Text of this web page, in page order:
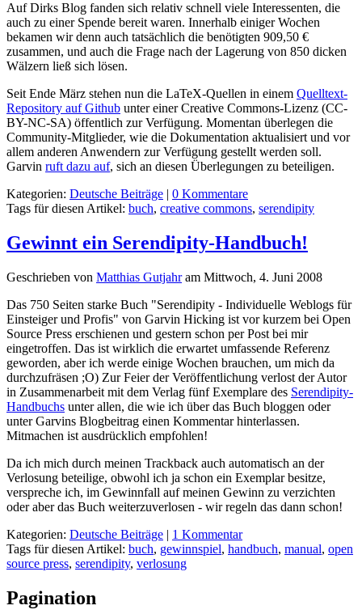
Auf Dirks Blog fanden sich relativ schnell viele Interessenten, die
auch zu einer Spende bereit waren. Innerhalb einiger Wochen
bekamen wir denn auch tatsächlich die benötigten 909,50 €
zusammen, und auch die Frage nach der Lagerung von 850 dicken
Wälzern ließ sich lösen.
Seit Ende März stehen nun die LaTeX-Quellen in einem Quelltext-
Repository auf Github unter einer Creative Commons-Lizenz (CC-
BY-NC-SA) öffentlich zur Verfügung. Momentan überlegen die
Community-Mitglieder, wie die Dokumentation aktualisiert und vor
allem anderen Anwendern zur Verfügung gestellt werden soll.
Garvin ruft dazu auf, sich an diesen Überlegungen zu beteiligen.
Kategorien: Deutsche Beiträge | 0 Kommentare
Tags für diesen Artikel: buch, creative commons, serendipity
Gewinnt ein Serendipity-Handbuch!
Geschrieben von Matthias Gutjahram Mittwoch, 4. Juni 2008
Das 750 Seiten starke Buch "Serendipity - Individuelle Weblogs für
Einsteiger und Profis" von Garvin Hicking ist vor kurzem bei Open
Source Press erschienen und gestern schon per Post bei mir
eingetroffen. Das ist wirklich die erwartet umfassende Referenz
geworden, aber ich werde einige Wochen brauchen, um mich da
durchzufräsen ;O) Zur Feier der Veröffentlichung verlost der Autor
in Zusammenarbeit mit dem Verlag fünf Exemplare des Serendipity-
Handbuchs unter allen, die wie ich über das Buch bloggen oder
unter Garvins Blogbeitrag einen Kommentar hinterlassen.
Mitmachen ist ausdrücklich empfohlen!
Da ich mich durch meinen Trackback auch automatisch an der
Verlosung beteilige, obwohl ich ja schon ein Exemplar besitze,
verspreche ich, im Gewinnfall auf meinen Gewinn zu verzichten
oder aber das Buch weiterzuverlosen - wir regeln das dann schon!
Kategorien: Deutsche Beiträge | 1 Kommentar
Tags für diesen Artikel: buch, gewinnspiel, handbuch, manual, open
source press, serendipity, verlosung
Pagination